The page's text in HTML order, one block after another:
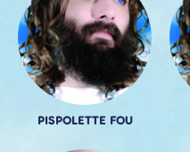
PISPOLETTE FOU